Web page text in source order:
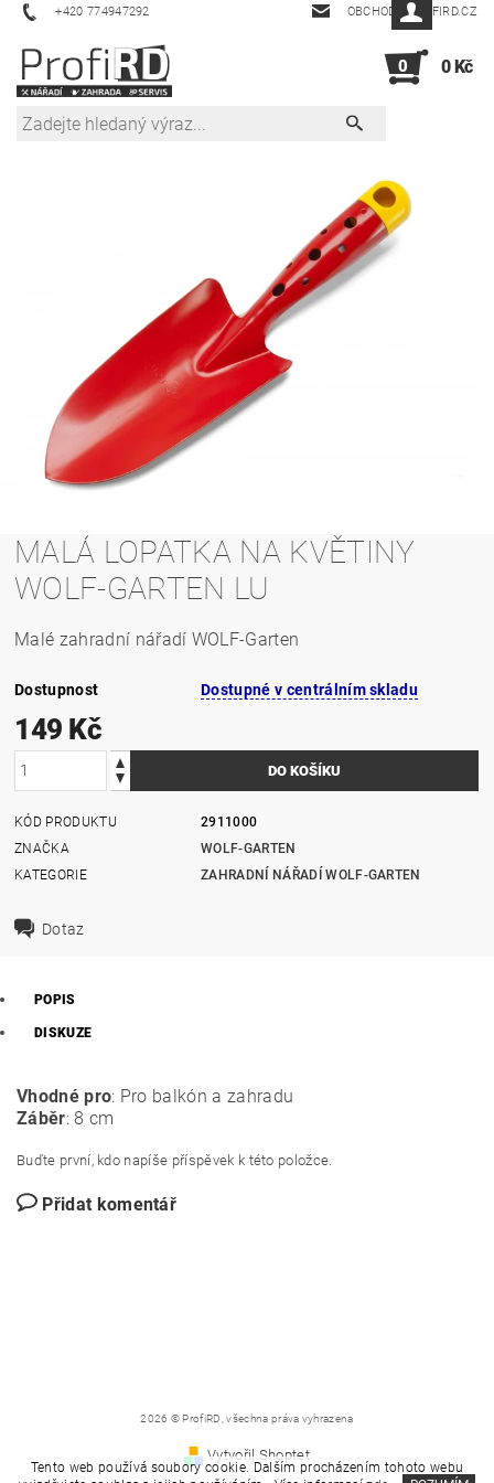
+420 774947292 OBCHOD@PROFIRD.CZ
0 0 Kč
MALÁ LOPATKA NA KVĚTINY
WOLF-GARTEN LU
Malé zahradní nářadí WOLF-Garten
Dostupnost Dostupné v centrálním skladu
149 Kč
KÓD PRODUKTU
2911000
ZNAČKA
WOLF-GARTEN
KATEGORIE
ZAHRADNÍ NÁŘADÍ WOLF-GARTEN
Dotaz
POPIS
DISKUZE
Vhodné pro: Pro balkón a zahradu
Záběr: 8 cm
Buďte první, kdo napíše příspěvek k této položce.
Přidat komentář
2026 © ProfiRD, všechna práva vyhrazena
Vytvořil Shoptet
Tento web používá soubory cookie. Dalším procházením tohoto webu